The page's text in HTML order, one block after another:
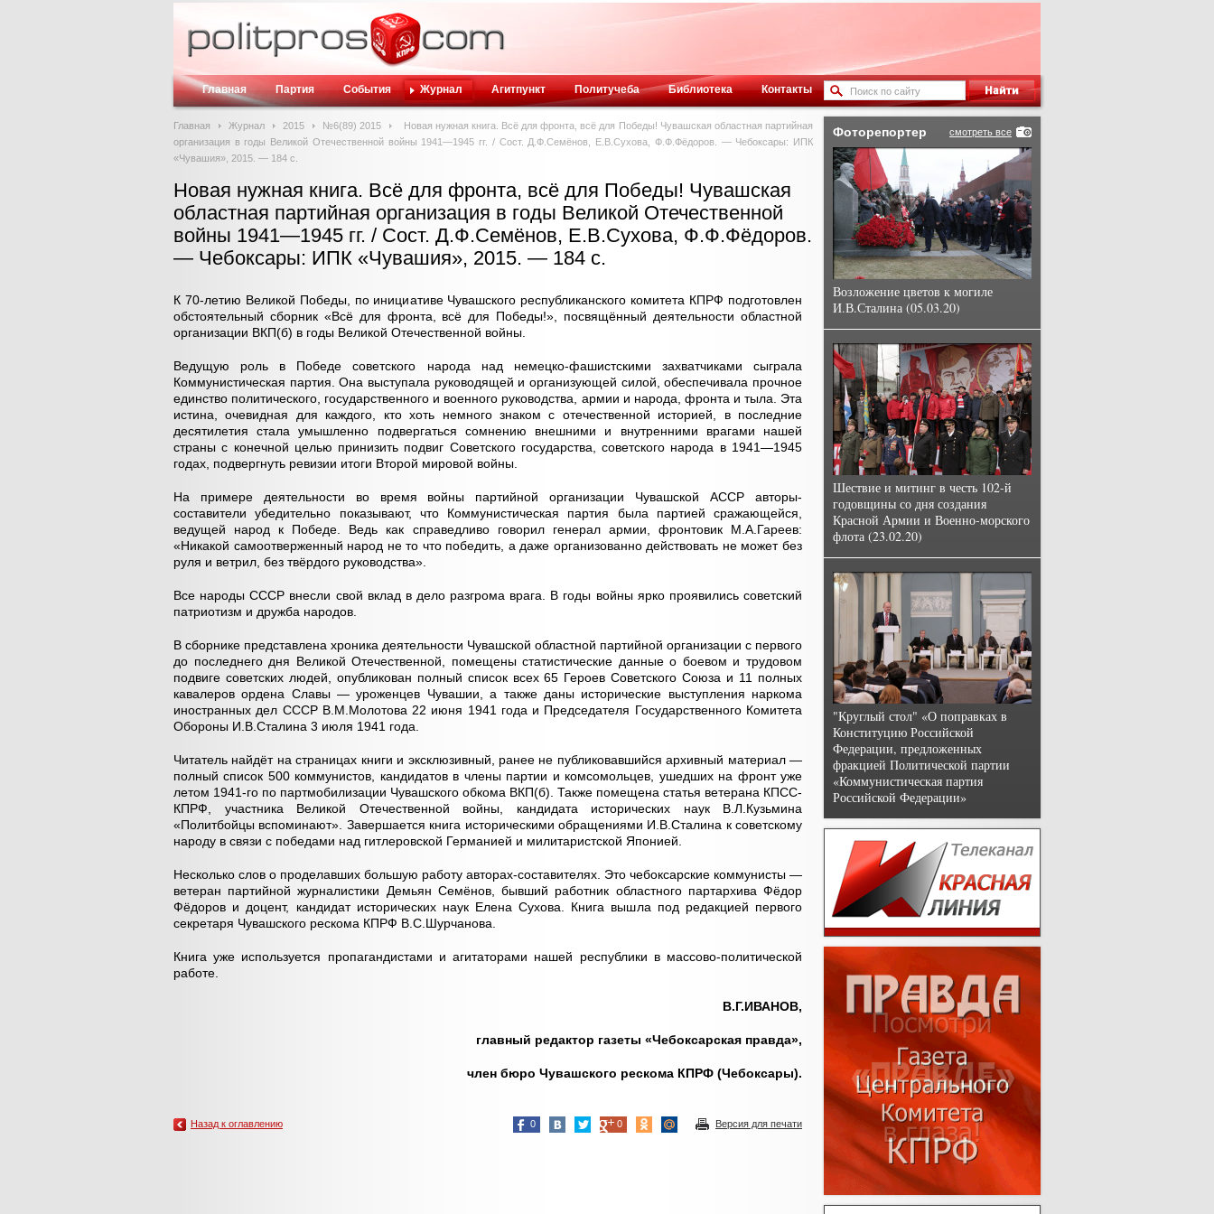
Главная Партия События Журнал Агитпункт Политучеба Библиотека Контакты
Главная Журнал 2015 №6(89) 2015
Новая нужная книга. Всё для фронта, всё для Победы! Чувашская областная партийная
организация в годы Великой Отечественной войны 1941—1945 гг. / Сост. Д.Ф.Семёнов, Е.В.Сухова, Ф.Ф.Фёдоров. — Чебоксары: ИПК
«Чувашия», 2015. — 184 с.
Новая нужная книга. Всё для фронта, всё для Победы! Чувашская
областная партийная организация в годы Великой Отечественной
войны 1941—1945 гг. / Сост. Д.Ф.Семёнов, Е.В.Сухова, Ф.Ф.Фёдоров.
— Чебоксары: ИПК «Чувашия», 2015. — 184 с.
К 70-летию Великой Победы, по инициативе Чувашского республиканского комитета КПРФ подготовлен
обстоятельный сборник «Всё для фронта, всё для Победы!», посвящённый деятельности областной
организации ВКП(б) в годы Великой Отечественной войны.
Ведущую роль в Победе советского народа над немецко-фашистскими захватчиками сыграла
Коммунистическая партия. Она выступала руководящей и организующей силой, обеспечивала прочное
единство политического, государственного и военного руководства, армии и народа, фронта и тыла. Эта
истина, очевидная для каждого, кто хоть немного знаком с отечественной историей, в последние
десятилетия стала умышленно подвергаться сомнению внешними и внутренними врагами нашей
страны с конечной целью принизить подвиг Советского государства, советского народа в 1941—1945
годах, подвергнуть ревизии итоги Второй мировой войны.
На примере деятельности во время войны партийной организации Чувашской АССР авторы-
составители убедительно показывают, что Коммунистическая партия была партией сражающейся,
ведущей народ к Победе. Ведь как справедливо говорил генерал армии, фронтовик М.А.Гареев:
«Никакой самоотверженный народ не то что победить, а даже организованно действовать не может без
руля и ветрил, без твёрдого руководства».
Все народы СССР внесли свой вклад в дело разгрома врага. В годы войны ярко проявились советский
патриотизм и дружба народов.
В сборнике представлена хроника деятельности Чувашской областной партийной организации с первого
до последнего дня Великой Отечественной, помещены статистические данные о боевом и трудовом
подвиге советских людей, опубликован полный список всех 65 Героев Советского Союза и 11 полных
кавалеров ордена Славы — уроженцев Чувашии, а также даны исторические выступления наркома
иностранных дел СССР В.М.Молотова 22 июня 1941 года и Председателя Государственного Комитета
Обороны И.В.Сталина 3 июля 1941 года.
Читатель найдёт на страницах книги и эксклюзивный, ранее не публиковавшийся архивный материал —
полный список 500 коммунистов, кандидатов в члены партии и комсомольцев, ушедших на фронт уже
летом 1941-го по партмобилизации Чувашского обкома ВКП(б). Также помещена статья ветерана КПСС-
КПРФ, участника Великой Отечественной войны, кандидата исторических наук В.Л.Кузьмина
«Политбойцы вспоминают». Завершается книга историческими обращениями И.В.Сталина к советскому
народу в связи с победами над гитлеровской Германией и милитаристской Японией.
Несколько слов о проделавших большую работу авторах-составителях. Это чебоксарские коммунисты —
ветеран партийной журналистики Демьян Семёнов, бывший работник областного партархива Фёдор
Фёдоров и доцент, кандидат исторических наук Елена Сухова. Книга вышла под редакцией первого
секретаря Чувашского рескома КПРФ В.С.Шурчанова.
Книга уже используется пропагандистами и агитаторами нашей республики в массово-политической
работе.
В.Г.ИВАНОВ,
главный редактор газеты «Чебоксарская правда»,
член бюро Чувашского рескома КПРФ (Чебоксары).
Версия для печати
0 0
Назад к оглавлению
смотреть все
Фоторепортер
Возложение цветов к могиле
И.В.Сталина (05.03.20)
Шествие и митинг в честь 102-й
годовщины со дня создания
Красной Армии и Военно-морского
флота (23.02.20)
"Круглый стол" «О поправках в
Конституцию Российской
Федерации, предложенных
фракцией Политической партии
«Коммунистическая партия
Российской Федерации»